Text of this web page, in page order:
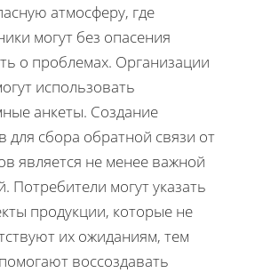
атмосферу, где
могут без опасения
о проблемах. Организации
использовать
анкеты. Создание
для сбора обратной связи от
является не менее важной
Потребители могут указать
продукции, которые не
их ожиданиям, тем
воссоздавать